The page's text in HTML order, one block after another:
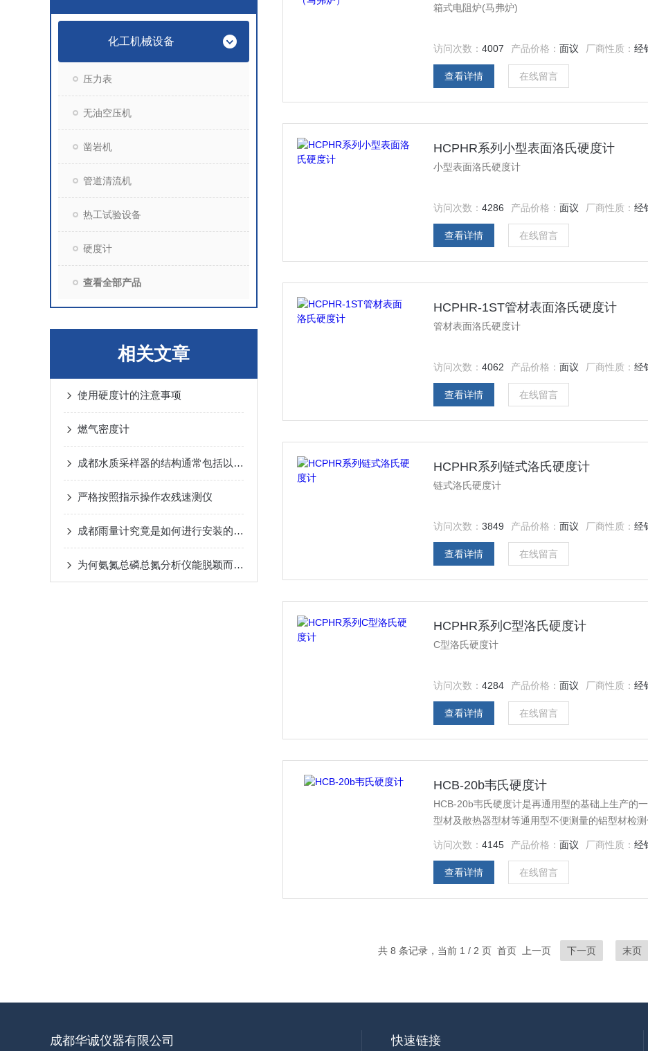
化工机械设备
压力表
无油空压机
凿岩机
管道清流机
热工试验设备
硬度计
查看全部产品
相关文章
使用硬度计的注意事项
燃气密度计
成都水质采样器的结构通常包括以下几个主要组成部分
严格按照指示操作农残速测仪
成都雨量计究竟是如何进行安装的呢？
为何氨氮总磷总氮分析仪能脱颖而出？其优势藏着关键答案
箱式电阻炉(马弗炉)
访问次数：4007 产品价格：面议 厂商性质：经
查看详情 在线留言
HCPHR系列小型表面洛氏硬度计
小型表面洛氏硬度计
访问次数：4286 产品价格：面议 厂商性质：经
查看详情 在线留言
HCPHR-1ST管材表面洛氏硬度计
管材表面洛氏硬度计
访问次数：4062 产品价格：面议 厂商性质：经
查看详情 在线留言
HCPHR系列链式洛氏硬度计
链式洛氏硬度计
访问次数：3849 产品价格：面议 厂商性质：经
查看详情 在线留言
HCPHR系列C型洛氏硬度计
C型洛氏硬度计
访问次数：4284 产品价格：面议 厂商性质：经
查看详情 在线留言
HCB-20b韦氏硬度计
HCB-20b韦氏硬度计是再通用型的基础上生产的
型材及散热器型材等通用型不便测量的铝型材检
访问次数：4145 产品价格：面议 厂商性质：经
查看详情 在线留言
共 8 条记录，当前 1 / 2 页 首页 上一页 下一页 末页
成都华诚仪器有限公司 快速链接